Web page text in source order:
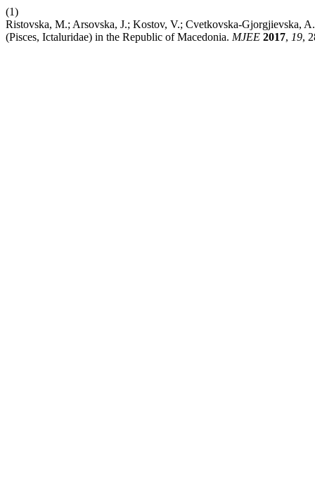
(1)
Ristovska, M.; Arsovska, J.; Kostov, V.; Cvetkovska-Gjorgjievska,
(Pisces, Ictaluridae) in the Republic of Macedonia. MJEE 2017, 19,